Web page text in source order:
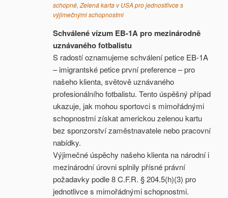
schopné, Zelená karta v USA pro jednostlivce s
výjimečnými schopnostmi
Schválené vízum EB-1A pro mezinárodně
uznávaného fotbalistu
S radostí oznamujeme schválení petice EB-1A
– imigrantské petice první preference – pro
našeho klienta, světově uznávaného
profesionálního fotbalistu. Tento úspěšný případ
ukazuje, jak mohou sportovci s mimořádnými
schopnostmi získat americkou zelenou kartu
bez sponzorství zaměstnavatele nebo pracovní
nabídky.
Výjimečné úspěchy našeho klienta na národní i
mezinárodní úrovni splnily přísné právní
požadavky podle 8 C.F.R. § 204.5(h)(3) pro
jednotlivce s mimořádnými schopnostmi.